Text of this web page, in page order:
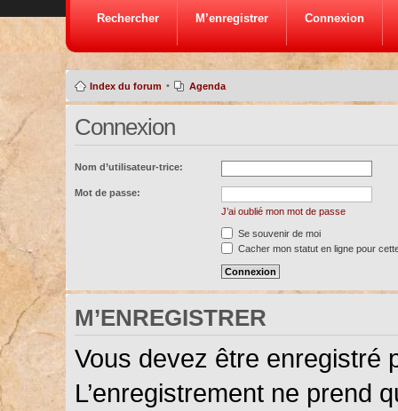
Rechercher M’enregistrer Connexion
Index du forum • Agenda
Connexion
Nom d’utilisateur-trice:
Mot de passe:
J’ai oublié mon mot de passe
Se souvenir de moi
Cacher mon statut en ligne pour
M’ENREGISTRER
Vous devez être enregistré
L’enregistrement ne prend